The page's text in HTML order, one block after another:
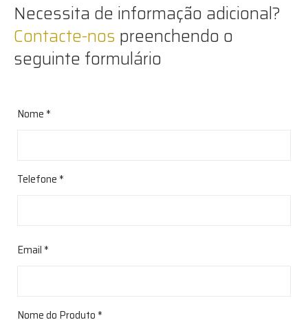
Necessita de informação adicional?
Contacte-nos preenchendo o
seguinte formulário
Nome *
Telefone *
Email *
Nome do Produto *